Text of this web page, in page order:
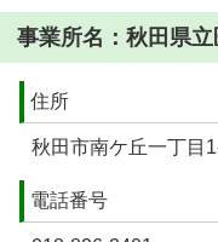
事業所名：秋田県
住所
秋田市南ケ丘一丁目
電話番号